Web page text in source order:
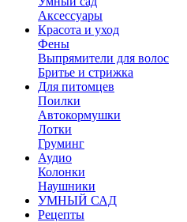
Аксессуары
Красота и уход
Фены
Выпрямители для волос
Бритье и стрижка
Для питомцев
Поилки
Автокормушки
Лотки
Груминг
Аудио
Колонки
Наушники
УМНЫЙ САД
Рецепты